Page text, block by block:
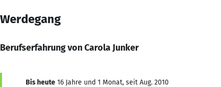
Werdegang
Berufserfahrung von Carola Junker
Bis heute 16 Jahre und 1 Monat, seit Aug. 2010